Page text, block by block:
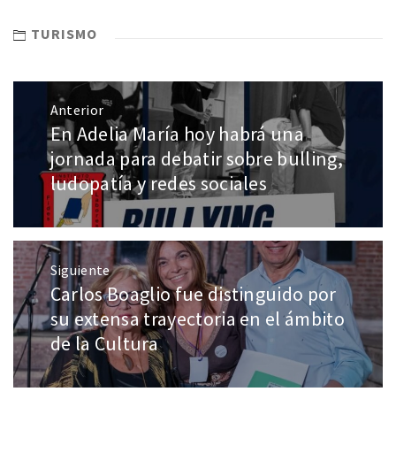
TURISMO
Anterior
En Adelia María hoy habrá una
jornada para debatir sobre bulling,
ludopatía y redes sociales
Siguiente
Carlos Boaglio fue distinguido por
su extensa trayectoria en el ámbito
de la Cultura